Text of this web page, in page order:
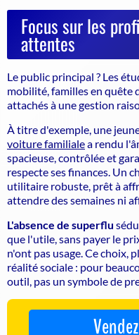
Focus sur les
attentes
Le public principal ? Les
mobilité, familles en quête
attachés à une gestion
À titre d'exemple, une
voiture familialea rendu
spacieuse, contrôlée et
respecte ses finances. Un
utilitaire robuste, prêt à
attendre des semaines ni
L'absence de superflu
que l'utile, sans payer le
n'ont pas usage. Ce choix,
réalité sociale : pour
outil, pas un symbole de